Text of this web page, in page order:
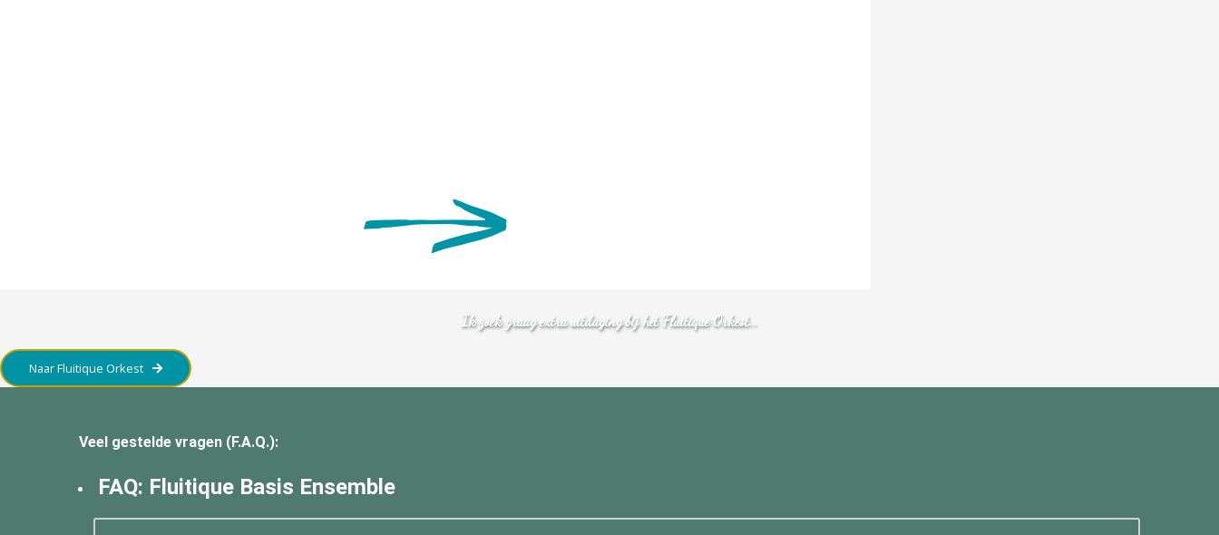
Ik zoek graag extra uitdaging bij het Fluitique Orkest...
Naar Fluitique Orkest
Veel gestelde vragen (F.A.Q.):
FAQ: Fluitique Basis Ensemble